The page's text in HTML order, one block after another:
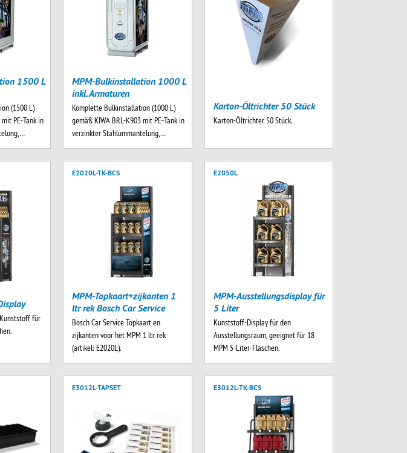
1500 L
(1500 L)
PE-Tank in
MPM-Bulkinstallation 1000 L
inkl. Armaturen
Komplette Bulkinstallation (1000 L)
gemäß KIWA BRL-K903 mit PE-Tank in
verzinkter Stahlummantelung,…
Karton-Öltrichter 50 Stück
Karton-Öltrichter 50 Stück.
für
E2020L-TK-BCS
MPM-Topkaart+zijkanten 1
ltr rek Bosch Car Service
Bosch Car Service Topkaart en
zijkanten voor het MPM 1 ltr rek
(artikel: E2020L).
E2050L
MPM-Ausstellungsdisplay für
5 Liter
Kunststoff-Display für den
Ausstellungsraum, geeignet für 18
MPM 5-Liter-Flaschen.
E3012L-TAPSET E3012L-TK-BCS